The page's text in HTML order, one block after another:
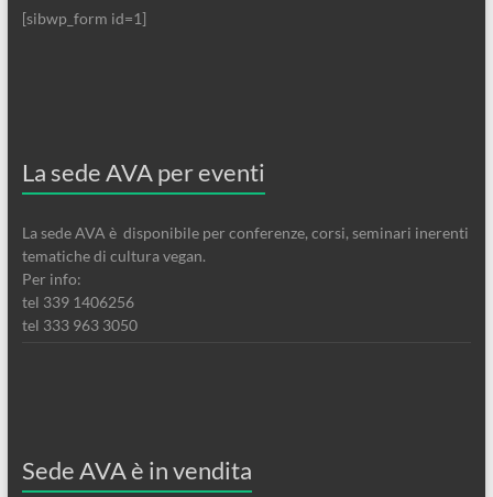
[sibwp_form id=1]
La sede AVA per eventi
La sede AVA è disponibile per conferenze, corsi, seminari inerenti
tematiche di cultura vegan.
Per info:
tel 339 1406256
tel 333 963 3050
Sede AVA è in vendita